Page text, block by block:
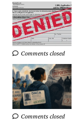
Comments closed
Comments closed